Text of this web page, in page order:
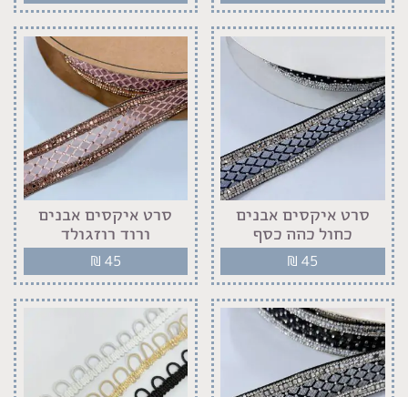
סרט איקסים אבנים
כחול כהה כסף
₪ 45
סרט איקסים אבנים
ורוד רוזגולד
₪ 45